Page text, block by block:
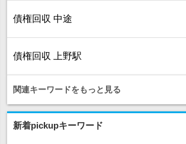
債権回収 中途
債権回収 上野駅
関連キーワードをもっと見る
新着pickupキーワード